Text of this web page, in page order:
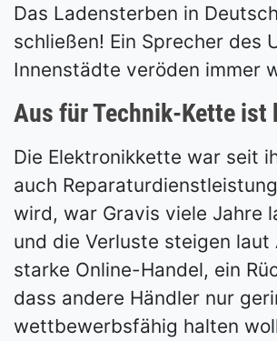
Das Ladensterben in
schließen! Ein Sprecher des
Innenstädte veröden immer
Aus für Technik-Kette ist
Die Elektronikkette war seit
auch
wird, war Gravis viele Jahre
und die Verluste steigen
starke Online-Handel, ein
dass andere Händler nur
wettbewerbsfähig halten